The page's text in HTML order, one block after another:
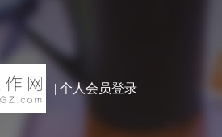
| 个人会员登录